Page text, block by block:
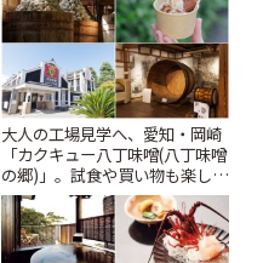
大人の工場見学へ、愛知・岡崎
「カクキュー八丁味噌(八丁味噌
の郷)」。試食や買い物も楽しみ
♪ | ことりっぷ